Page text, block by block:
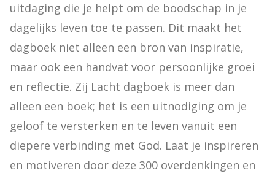
uitdaging die je helpt om de boodschap in je
dagelijks leven toe te passen. Dit maakt het
dagboek niet alleen een bron van inspiratie,
maar ook een handvat voor persoonlijke groei
en reflectie. Zij Lacht dagboek is meer dan
alleen een boek; het is een uitnodiging om je
geloof te versterken en te leven vanuit een
diepere verbinding met God. Laat je inspireren
en motiveren door deze 300 overdenkingen en